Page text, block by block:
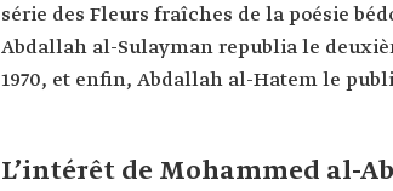
série des Fleurs fraîches de la poésie
Abdallah al-Sulayman republia le
1970, et enfin, Abdallah al-Hatem le
L’intérêt de Mohammed al-